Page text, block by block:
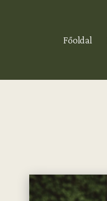
Főoldal